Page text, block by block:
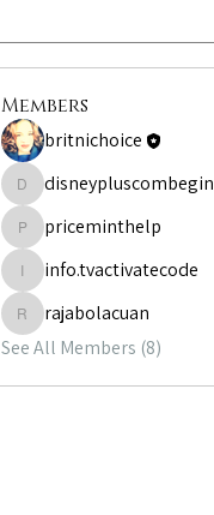
Members
britnichoice
disneypluscombegin
disneypluscombegin
priceminthelp
priceminthelp
info.tvactivatecode
info.tvactivatecode
rajabolacuan
rajabolacuan
See All Members (8)